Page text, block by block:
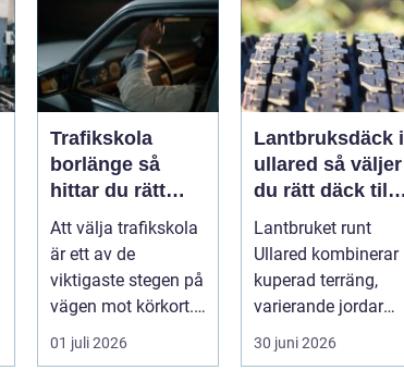
Trafikskola
borlänge så
hittar du rätt
utbildning till
körkortet
Att välja trafikskola
är ett av de
viktigaste stegen på
vägen mot körkort. I
Borlänge finns flera
al...
01 juli 2026
Lantbruksdäck i
ullared så väljer
du rätt däck till
gårdens
maskiner
Lantbruket runt
Ullared kombinerar
kuperad terräng,
varierande jordar
och ofta fuktigt
väder. Valet ...
30 juni 2026